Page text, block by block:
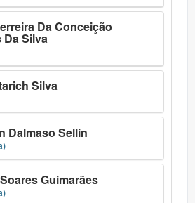
Da Conceição
Silva
Silva
Dalmaso Sellin
Guimarães